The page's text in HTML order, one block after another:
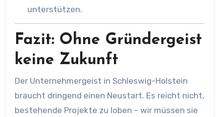
unterstützen.
Fazit: Ohne Gründergeist
keine Zukunft
Der Unternehmergeist in Schleswig-Holstein
braucht dringend einen Neustart. Es reicht nicht,
bestehende Projekte zu loben – wir müssen sie